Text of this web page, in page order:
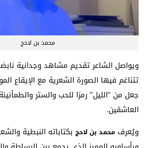
محمد بن لاحج
ويواصل الشاعر تقديم مشاهد وجدانية
تتناغم فيها الصورة الشعرية مع الإيقاع
جعل من “الليل” رمزا للحب والستر
العاشقين.
ويُعرف محمد بن لاحجبكتاباته النبطية